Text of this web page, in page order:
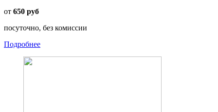
от 650 руб
посуточно, без комиссии
Подробнее